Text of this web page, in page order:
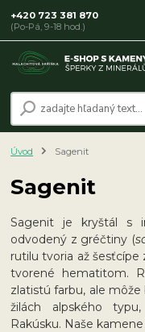
+420 723 381 870
(Po-Pá, 9-18 hod.)
Úvod Sagenit
Sagenit
Sagenit je kryštál s
odvodený z gréčtiny (
rutilu tvoria až
tvorené hematitom.
zlatistú farbu, ale
žilách alpského
Rakúsku. Naše